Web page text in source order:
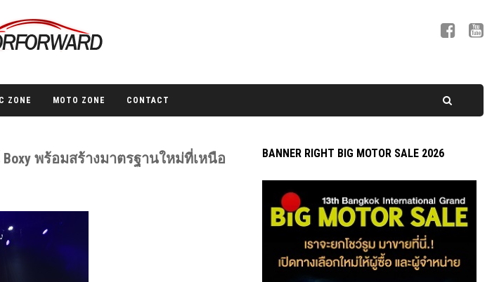
ZONE MOTO ZONE CONTACT
Boxy พร้อมสร้างมาตรฐานใหม่ที่เหนือ
BANNER RIGHT BIG MOTOR SALE 2026